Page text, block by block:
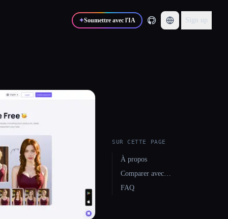
✦Soumettre avec l'IA Sign up
SUR CETTE PAGE
À propos
Comparer avec…
FAQ